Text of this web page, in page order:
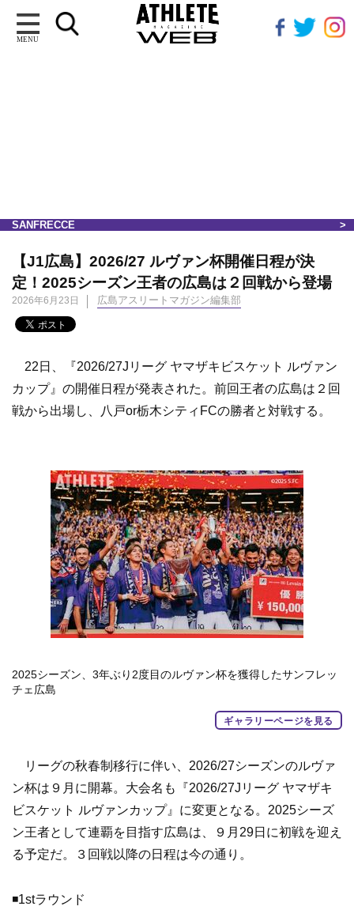
MENU
SANFRECCE
【J1広島】2026/27 ルヴァン杯開催日程が決
定！2025シーズン王者の広島は２回戦から登場
2026年6月23日 広島アスリートマガジン編集部
22日、『2026/27Jリーグ ヤマザキビスケット ルヴァン
カップ』の開催日程が発表された。前回王者の広島は２回
戦から出場し、八戸or栃木シティFCの勝者と対戦する。
2025シーズン、3年ぶり2度目のルヴァン杯を獲得したサンフレッ
チェ広島
ギャラリーページを見る
リーグの秋春制移行に伴い、2026/27シーズンのルヴァ
ン杯は９月に開幕。大会名も『2026/27Jリーグ ヤマザキ
ビスケット ルヴァンカップ』に変更となる。2025シーズ
ン王者として連覇を目指す広島は、９月29日に初戦を迎え
る予定だ。３回戦以降の日程は今の通り。
◾️1stラウンド